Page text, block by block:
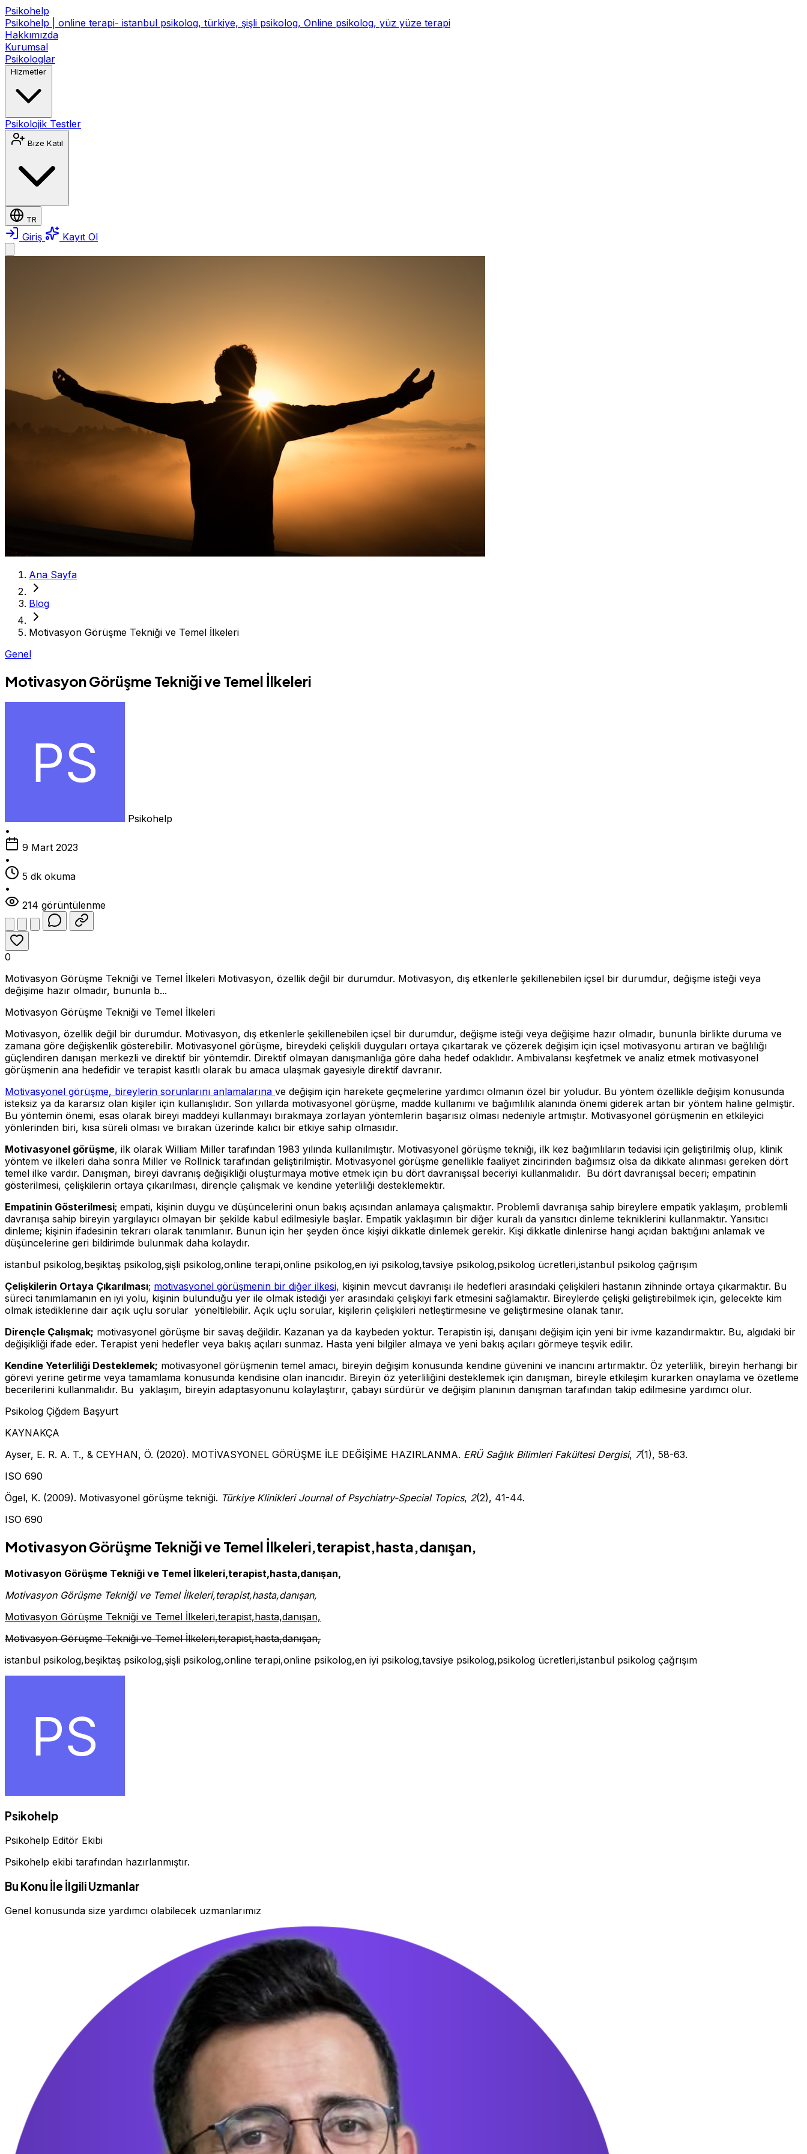
Psikohelp
Psikohelp | online terapi- istanbul psikolog, türkiye, şişli psikolog, Online psikolog, yüz yüze terapi
Hakkımızda
Kurumsal
Psikologlar
Hizmetler
Psikolojik Testler
Bize Katıl
TR
Giriş Kayıt Ol
Ana Sayfa
Blog
Motivasyon Görüşme Tekniği ve Temel İlkeleri
Genel
Motivasyon Görüşme Tekniği ve Temel İlkeleri
Psikohelp
•
9 Mart 2023
•
5 dk okuma
•
214 görüntülenme
0
Motivasyon Görüşme Tekniği ve Temel İlkeleri Motivasyon, özellik değil bir durumdur. Motivasyon, dış etkenlerle şekillenebilen içsel bir durumdur, değişme isteği veya
değişime hazır olmadır, bununla b...
Motivasyon Görüşme Tekniği ve Temel İlkeleri
Motivasyon, özellik değil bir durumdur. Motivasyon, dış etkenlerle şekillenebilen içsel bir durumdur, değişme isteği veya değişime hazır olmadır, bununla birlikte duruma ve
zamana göre değişkenlik gösterebilir. Motivasyonel görüşme, bireydeki çelişkili duyguları ortaya çıkartarak ve çözerek değişim için içsel motivasyonu artıran ve bağlılığı
güçlendiren danışan merkezli ve direktif bir yöntemdir. Direktif olmayan danışmanlığa göre daha hedef odaklıdır. Ambivalansı keşfetmek ve analiz etmek motivasyonel
görüşmenin ana hedefidir ve terapist kasıtlı olarak bu amaca ulaşmak gayesiyle direktif davranır.
Motivasyonel görüşme, bireylerin sorunlarını anlamalarına ve değişim için harekete geçmelerine yardımcı olmanın özel bir yoludur. Bu yöntem özellikle değişim konusunda
isteksiz ya da kararsız olan kişiler için kullanışlıdır. Son yıllarda motivasyonel görüşme, madde kullanımı ve bağımlılık alanında önemi giderek artan bir yöntem haline gelmiştir.
Bu yöntemin önemi, esas olarak bireyi maddeyi kullanmayı bırakmaya zorlayan yöntemlerin başarısız olması nedeniyle artmıştır. Motivasyonel görüşmenin en etkileyici
yönlerinden biri, kısa süreli olması ve bırakan üzerinde kalıcı bir etkiye sahip olmasıdır.
Motivasyonel görüşme, ilk olarak William Miller tarafından 1983 yılında kullanılmıştır. Motivasyonel görüşme tekniği, ilk kez bağımlıların tedavisi için geliştirilmiş olup, klinik
yöntem ve ilkeleri daha sonra Miller ve Rollnick tarafından geliştirilmiştir. Motivasyonel görüşme genellikle faaliyet zincirinden bağımsız olsa da dikkate alınması gereken dört
temel ilke vardır. Danışman, bireyi davranış değişikliği oluşturmaya motive etmek için bu dört davranışsal beceriyi kullanmalıdır. Bu dört davranışsal beceri; empatinin
gösterilmesi, çelişkilerin ortaya çıkarılması, dirençle çalışmak ve kendine yeterliliği desteklemektir.
Empatinin Gösterilmesi; empati, kişinin duygu ve düşüncelerini onun bakış açısından anlamaya çalışmaktır. Problemli davranışa sahip bireylere empatik yaklaşım, problemli
davranışa sahip bireyin yargılayıcı olmayan bir şekilde kabul edilmesiyle başlar. Empatik yaklaşımın bir diğer kuralı da yansıtıcı dinleme tekniklerini kullanmaktır. Yansıtıcı
dinleme; kişinin ifadesinin tekrarı olarak tanımlanır. Bunun için her şeyden önce kişiyi dikkatle dinlemek gerekir. Kişi dikkatle dinlenirse hangi açıdan baktığını anlamak ve
düşüncelerine geri bildirimde bulunmak daha kolaydır.
istanbul psikolog,beşiktaş psikolog,şişli psikolog,online terapi,online psikolog,en iyi psikolog,tavsiye psikolog,psikolog ücretleri,istanbul psikolog çağrışım
Çelişkilerin Ortaya Çıkarılması; motivasyonel görüşmenin bir diğer ilkesi, kişinin mevcut davranışı ile hedefleri arasındaki çelişkileri hastanın zihninde ortaya çıkarmaktır. Bu
süreci tanımlamanın en iyi yolu, kişinin bulunduğu yer ile olmak istediği yer arasındaki çelişkiyi fark etmesini sağlamaktır. Bireylerde çelişki geliştirebilmek için, gelecekte kim
olmak istediklerine dair açık uçlu sorular yöneltilebilir. Açık uçlu sorular, kişilerin çelişkileri netleştirmesine ve geliştirmesine olanak tanır.
Dirençle Çalışmak; motivasyonel görüşme bir savaş değildir. Kazanan ya da kaybeden yoktur. Terapistin işi, danışanı değişim için yeni bir ivme kazandırmaktır. Bu, algıdaki bir
değişikliği ifade eder. Terapist yeni hedefler veya bakış açıları sunmaz. Hasta yeni bilgiler almaya ve yeni bakış açıları görmeye teşvik edilir.
Kendine Yeterliliği Desteklemek; motivasyonel görüşmenin temel amacı, bireyin değişim konusunda kendine güvenini ve inancını artırmaktır. Öz yeterlilik, bireyin herhangi bir
görevi yerine getirme veya tamamlama konusunda kendisine olan inancıdır. Bireyin öz yeterliliğini desteklemek için danışman, bireyle etkileşim kurarken onaylama ve özetleme
becerilerini kullanmalıdır. Bu yaklaşım, bireyin adaptasyonunu kolaylaştırır, çabayı sürdürür ve değişim planının danışman tarafından takip edilmesine yardımcı olur.
Psikolog Çiğdem Başyurt
KAYNAKÇA
Ayser, E. R. A. T., & CEYHAN, Ö. (2020). MOTİVASYONEL GÖRÜŞME İLE DEĞİŞİME HAZIRLANMA. ERÜ Sağlık Bilimleri Fakültesi Dergisi, 7(1), 58-63.
ISO 690
Ögel, K. (2009). Motivasyonel görüşme tekniği. Türkiye Klinikleri Journal of Psychiatry-Special Topics, 2(2), 41-44.
ISO 690
Motivasyon Görüşme Tekniği ve Temel İlkeleri,terapist,hasta,danışan,
Motivasyon Görüşme Tekniği ve Temel İlkeleri,terapist,hasta,danışan,
Motivasyon Görüşme Tekniği ve Temel İlkeleri,terapist,hasta,danışan,
Motivasyon Görüşme Tekniği ve Temel İlkeleri,terapist,hasta,danışan,
Motivasyon Görüşme Tekniği ve Temel İlkeleri,terapist,hasta,danışan,
istanbul psikolog,beşiktaş psikolog,şişli psikolog,online terapi,online psikolog,en iyi psikolog,tavsiye psikolog,psikolog ücretleri,istanbul psikolog çağrışım
Psikohelp
Psikohelp Editör Ekibi
Psikohelp ekibi tarafından hazırlanmıştır.
Bu Konu İle İlgili Uzmanlar
Genel konusunda size yardımcı olabilecek uzmanlarımız